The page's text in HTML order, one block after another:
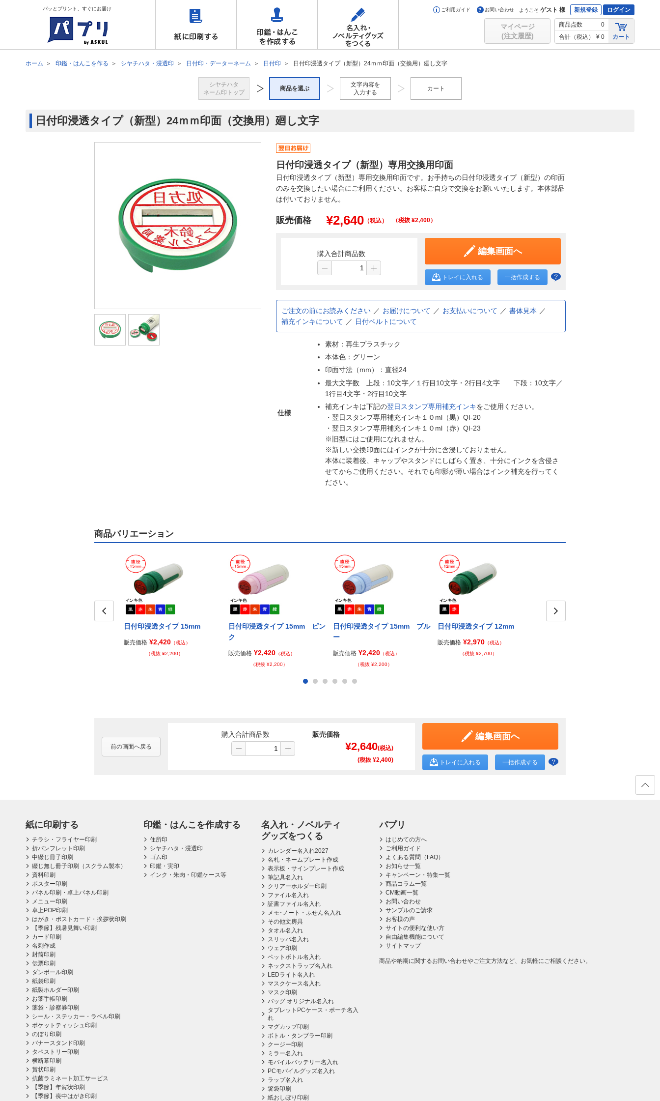
パッとプリント、すぐにお届け ご利用ガイド お問い合わせ ようこそ ゲスト 様 新規登録 ログイン
マイページ
(注文履歴)
商品点数
0
合計（税込）
¥ 0 カート
ホーム 印鑑・はんこを作る シヤチハタ・浸透印 日付印・データーネーム 日付印 日付印浸透タイプ（新型）24ｍｍ印面（交換用）廻し文字
シヤチハタ
ネーム印トップ
商品を選ぶ
文字内容を
入力する
カート
日付印浸透タイプ（新型）24ｍｍ印面（交換用）廻し文字
日付印浸透タイプ（新型）専用交換用印面
日付印浸透タイプ（新型）専用交換用印面です。お手持ちの日付印浸透タイプ（新型）の印面
のみを交換したい場合にご利用ください。お客様ご自身で交換をお願いいたします。本体部品
は付いておりません。
販売価格 ¥2,640 （税込） （税抜 ¥2,400）
購入合計商品数 編集画面へ
トレイに入れる 一括作成する
ご注文の前にお読みください お届けについて お支払いについて
書体見本
補充インキについて
日付ベルトについて
仕様
素材：再生プラスチック
本体色：グリーン
印面寸法（mm）：直径24
最大文字数 上段：10文字／１行目10文字・2行目4文字 下段：10文字／
1行目4文字・2行目10文字
補充インキは下記の翌日スタンプ専用補充インキをご使用ください。
・翌日スタンプ専用補充インキ１０ml（黒）QI-20
・翌日スタンプ専用補充インキ１０ml（赤）QI-23
※旧型にはご使用になれません。
※新しい交換印面にはインクが十分に含浸しておりません。
本体に装着後、キャップやスタンドにしばらく置き、十分にインクを含侵さ
せてからご使用ください。それでも印影が薄い場合はインク補充を行ってく
ださい。
商品バリエーション
日付印浸透タイプ 15mm
販売価格 ¥2,420 （税込）
（税抜 ¥2,200）
日付印浸透タイプ 15mm ピン
ク
販売価格 ¥2,420 （税込）
（税抜 ¥2,200）
日付印浸透タイプ 15mm ブル
ー
販売価格 ¥2,420 （税込）
（税抜 ¥2,200）
日付印浸透タイプ 12mm
販売価格 ¥2,970 （税込）
（税抜 ¥2,700）
前の画面へ戻る
購入合計商品数 販売価格
¥2,640(税込)
(税抜 ¥2,400)
編集画面へ
トレイに入れる 一括作成する
紙に印刷する
チラシ・フライヤー印刷
折パンフレット印刷
中綴じ冊子印刷
綴じ無し冊子印刷（スクラム製本）
資料印刷
ポスター印刷
パネル印刷・卓上パネル印刷
メニュー印刷
卓上POP印刷
はがき・ポストカード・挨拶状印刷
【季節】残暑見舞い印刷
カード印刷
名刺作成
封筒印刷
伝票印刷
ダンボール印刷
紙袋印刷
紙製ホルダー印刷
お薬手帳印刷
薬袋・診察券印刷
シール・ステッカー・ラベル印刷
ポケットティッシュ印刷
のぼり印刷
バナースタンド印刷
タペストリー印刷
横断幕印刷
賞状印刷
抗菌ラミネート加工サービス
【季節】年賀状印刷
【季節】喪中はがき印刷
印鑑・はんこを作成する
住所印
シヤチハタ・浸透印
ゴム印
印鑑・実印
インク・朱肉・印鑑ケース等
名入れ・ノベルティ
グッズをつくる
カレンダー名入れ2027
名札・ネームプレート作成
表示板・サインプレート作成
筆記具名入れ
クリアーホルダー印刷
ファイル名入れ
証書ファイル名入れ
メモ･ノート・ふせん名入れ
その他文房具
タオル名入れ
スリッパ名入れ
ウェア印刷
ペットボトル名入れ
ネックストラップ名入れ
LEDライト名入れ
マスクケース名入れ
マスク印刷
バッグ オリジナル名入れ
タブレットPCケース・ポーチ名入
れ
マグカップ印刷
ボトル・タンブラー印刷
クージー印刷
ミラー名入れ
モバイルバッテリー名入れ
PCモバイルグッズ名入れ
ラップ名入れ
箸袋印刷
紙おしぼり印刷
パプリ
はじめての方へ
ご利用ガイド
よくある質問（FAQ）
お知らせ一覧
キャンペーン・特集一覧
商品コラム一覧
CM動画一覧
お問い合わせ
サンプルのご請求
お客様の声
サイトの便利な使い方
自由編集機能について
サイトマップ
商品や納期に関するお問い合わせやご注文方法など、お気軽にご相談ください。